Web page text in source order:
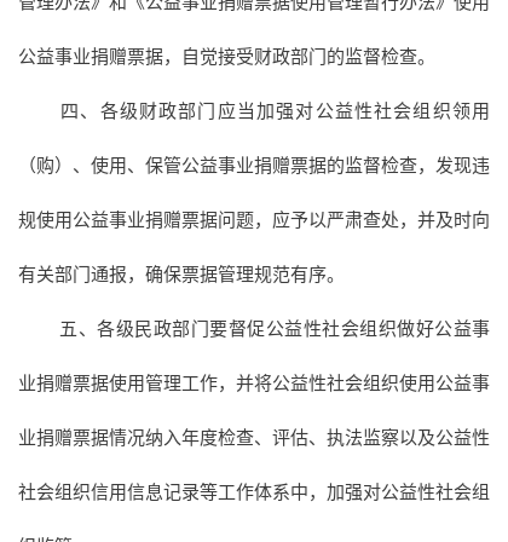
公益事业捐赠票据，自觉接受财政部门的监督检查。
四、各级财政部门应当加强对公益性社会组织领用
（购）、使用、保管公益事业捐赠票据的监督检查，发现违
规使用公益事业捐赠票据问题，应予以严肃查处，并及时向
有关部门通报，确保票据管理规范有序。
五、各级民政部门要督促公益性社会组织做好公益事
业捐赠票据使用管理工作，并将公益性社会组织使用公益事
业捐赠票据情况纳入年度检查、评估、执法监察以及公益性
社会组织信用信息记录等工作体系中，加强对公益性社会组